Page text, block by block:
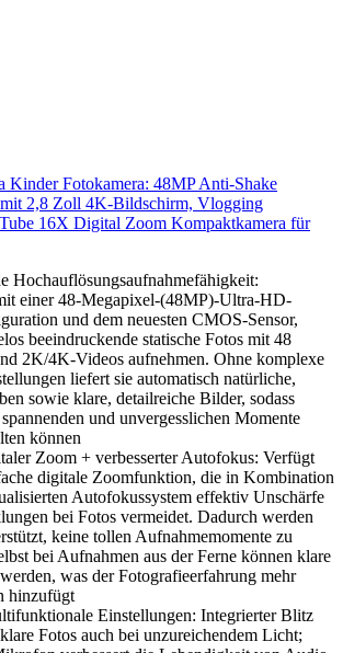
Kinder Fotokamera: 48MP Anti-Shake
2,8 Zoll 4K-Bildschirm, Vlogging
16X Digital Zoom Kompaktkamera für
Hochauflösungsaufnahmefähigkeit:
einer 48-Megapixel-(48MP)-Ultra-HD-
und dem neuesten CMOS-Sensor,
beeindruckende statische Fotos mit 48
2K/4K-Videos aufnehmen. Ohne komplexe
liefert sie automatisch natürliche,
sowie klare, detailreiche Bilder, sodass
und unvergesslichen Momente
können
Zoom + verbesserter Autofokus: Verfügt
digitale Zoomfunktion, die in Kombination
Autofokussystem effektiv Unschärfe
bei Fotos vermeidet. Dadurch werden
keine tollen Aufnahmemomente zu
bei Aufnahmen aus der Ferne können klare
was der Fotografieerfahrung mehr
hinzufügt
Einstellungen: Integrierter Blitz
Fotos auch bei unzureichendem Licht;